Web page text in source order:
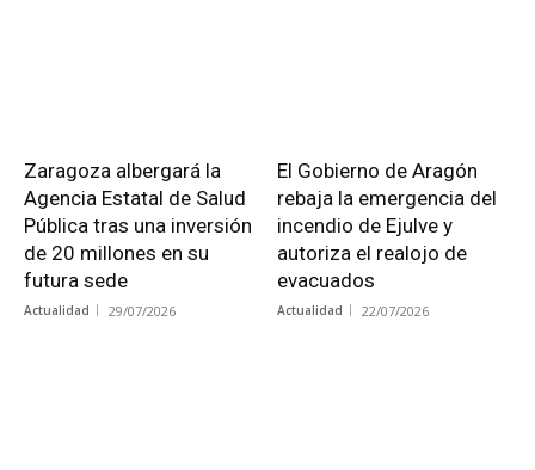
Zaragoza albergará la
Agencia Estatal de Salud
Pública tras una inversión
de 20 millones en su
futura sede
Actualidad 29/07/2026
El Gobierno de Aragón
rebaja la emergencia del
incendio de Ejulve y
autoriza el realojo de
evacuados
Actualidad 22/07/2026